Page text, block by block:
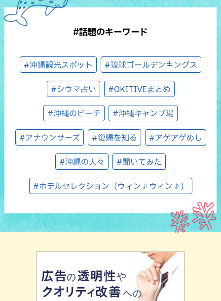
#話題のキーワード
#沖縄観光スポット #琉球ゴールデンキングス
#シウマ占い #OKITIVEまとめ
#沖縄のビーチ #沖縄キャンプ場
#アナウンサーズ #復帰を知る #アゲアゲめし
#沖縄の人々 #聞いてみた
#ホテルセレクション（ウィン♪ウィン♪）